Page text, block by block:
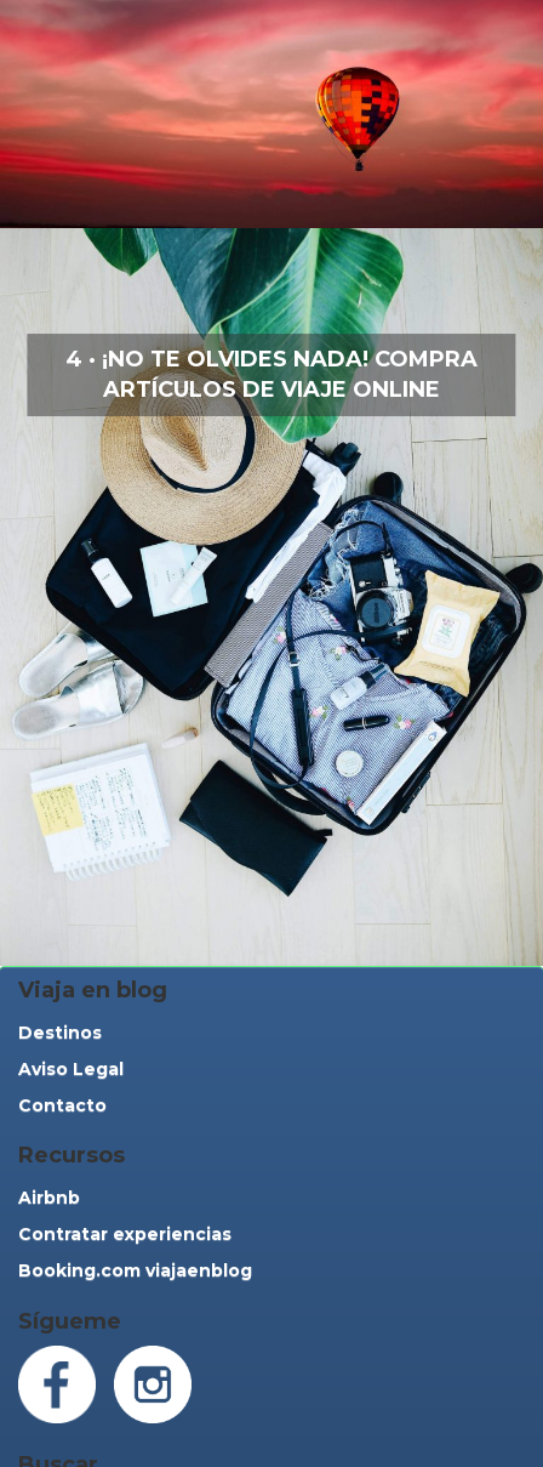
4 · ¡NO TE OLVIDES NADA! COMPRA
ARTÍCULOS DE VIAJE ONLINE
Viaja en blog
Destinos
Aviso Legal
Contacto
Recursos
Airbnb
Contratar experiencias
Booking.com viajaenblog
Sígueme